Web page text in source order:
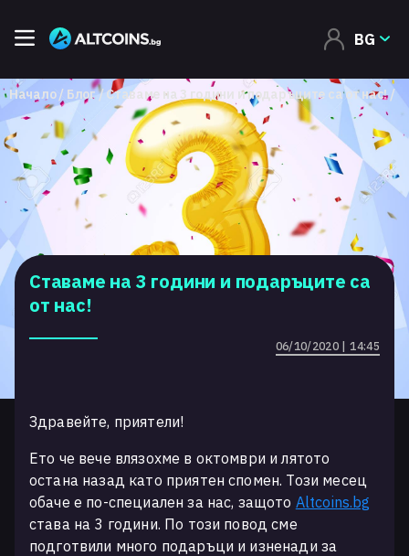
BG
Начало Блог Ставаме на 3 години и подаръците са от нас!
Ставаме на 3 години и подаръците са
от нас!
06/10/2020 | 14:45
Здравейте, приятели!
Ето че вече влязохме в октомври и лятото
остана назад като приятен спомен. Този месец
обаче е по-специален за нас, защото Altcoins.bg
става на 3 години. По този повод сме
подготвили много подаръци и изненади за